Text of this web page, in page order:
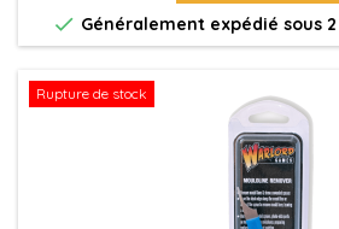
 Généralement expédié sous
Rupture de stock